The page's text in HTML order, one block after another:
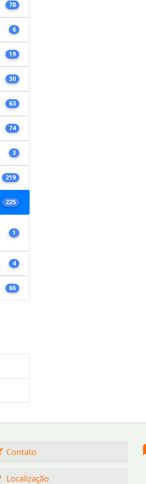
78
6
19
30
63
74
3
219
225
1
4
66
Contato
Localização